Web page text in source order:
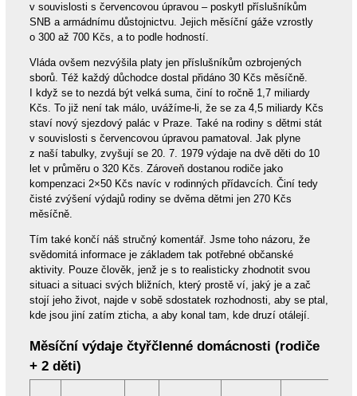
v souvislosti s červencovou úpravou – poskytl příslušníkům
SNB a armádnímu důstojnictvu. Jejich měsíční gáže vzrostly
o 300 až 700 Kčs, a to podle hodností.
Vláda ovšem nezvýšila platy jen příslušníkům ozbrojených
sborů. Též každý důchodce dostal přidáno 30 Kčs měsíčně.
I když se to nezdá být velká suma, činí to ročně 1,7 miliardy
Kčs. To již není tak málo, uvážíme-li, že se za 4,5 miliardy Kčs
staví nový sjezdový palác v Praze. Také na rodiny s dětmi stát
v souvislosti s červencovou úpravou pamatoval. Jak plyne
z naší tabulky, zvyšují se 20. 7. 1979 výdaje na dvě děti do 10
let v průměru o 320 Kčs. Zároveň dostanou rodiče jako
kompenzaci 2×50 Kčs navíc v rodinných přídavcích. Činí tedy
čisté zvýšení výdajů rodiny se dvěma dětmi jen 270 Kčs
měsíčně.
Tím také končí náš stručný komentář. Jsme toho názoru, že
svědomitá informace je základem tak potřebné občanské
aktivity. Pouze člověk, jenž je s to realisticky zhodnotit svou
situaci a situaci svých bližních, který prostě ví, jaký je a zač
stojí jeho život, najde v sobě sdostatek rozhodnosti, aby se ptal,
kde jsou jiní zatím zticha, a aby konal tam, kde druzí otálejí.
Měsíční výdaje čtyřčlenné domácnosti (rodiče
+ 2 děti)